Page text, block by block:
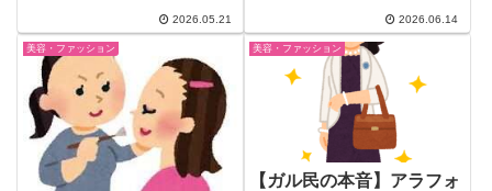
ライト・リップライナーで中顔面
短縮まで、日常メイクをワンラン
クアップする生の体験談を一気に
チェック！
2026.05.21
対応の実態まで、美容室選びで損
しないためのリアルな体験談を一
気にチェック。アラフォー・アラ
フィフ世代の声も多数収録。
2026.06.14
美容・ファッション 美容・ファッション
【ガル民の本音】アラフォ